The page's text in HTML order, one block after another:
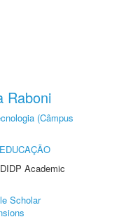
Raboni
(Câmpus
Academic
Scholar